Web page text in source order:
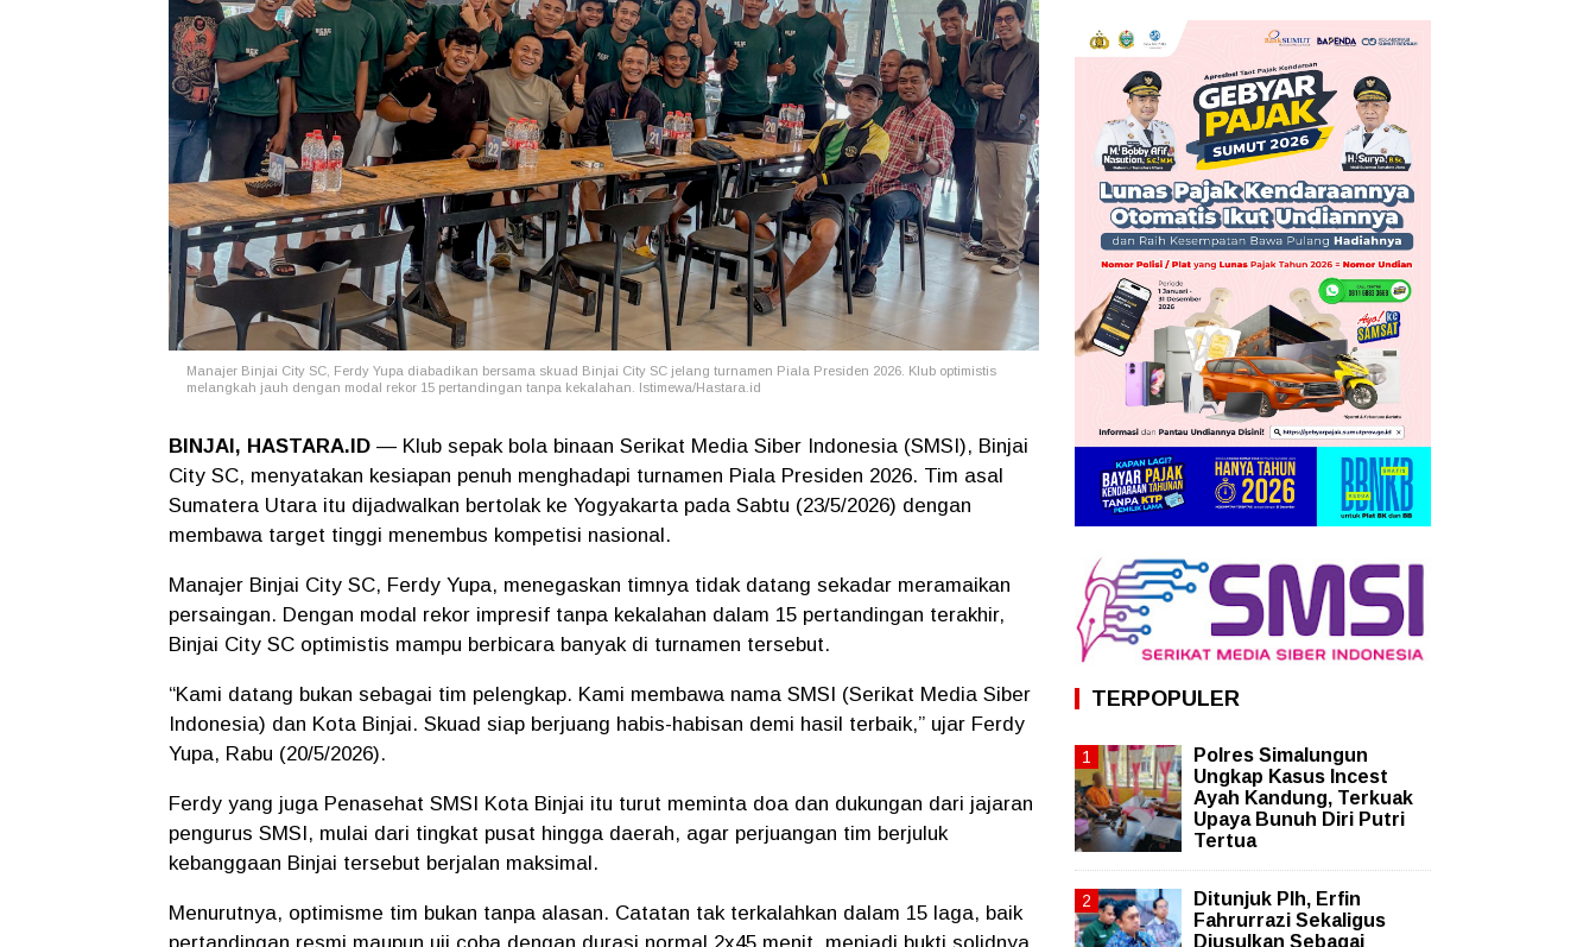
Manajer Binjai City SC, Ferdy Yupa diabadikan bersama skuad Binjai City SC jelang turnamen Piala Presiden 2026. Klub optimistis
melangkah jauh dengan modal rekor 15 pertandingan tanpa kekalahan. Istimewa/Hastara.id
BINJAI, HASTARA.ID — Klub sepak bola binaan Serikat Media Siber Indonesia (SMSI), Binjai
City SC, menyatakan kesiapan penuh menghadapi turnamen Piala Presiden 2026. Tim asal
Sumatera Utara itu dijadwalkan bertolak ke Yogyakarta pada Sabtu (23/5/2026) dengan
membawa target tinggi menembus kompetisi nasional.
Manajer Binjai City SC, Ferdy Yupa, menegaskan timnya tidak datang sekadar meramaikan
persaingan. Dengan modal rekor impresif tanpa kekalahan dalam 15 pertandingan terakhir,
Binjai City SC optimistis mampu berbicara banyak di turnamen tersebut.
“Kami datang bukan sebagai tim pelengkap. Kami membawa nama SMSI (Serikat Media Siber
Indonesia) dan Kota Binjai. Skuad siap berjuang habis-habisan demi hasil terbaik,” ujar Ferdy
Yupa, Rabu (20/5/2026).
Ferdy yang juga Penasehat SMSI Kota Binjai itu turut meminta doa dan dukungan dari jajaran
pengurus SMSI, mulai dari tingkat pusat hingga daerah, agar perjuangan tim berjuluk
kebanggaan Binjai tersebut berjalan maksimal.
Menurutnya, optimisme tim bukan tanpa alasan. Catatan tak terkalahkan dalam 15 laga, baik
TERPOPULER
Polres Simalungun
Ungkap Kasus Incest
Ayah Kandung, Terkuak
Upaya Bunuh Diri Putri
Tertua
Ditunjuk Plh, Erfin
Fahrurrazi Sekaligus
Diusulkan Sebagai